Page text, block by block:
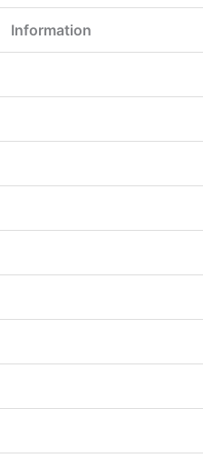
Information